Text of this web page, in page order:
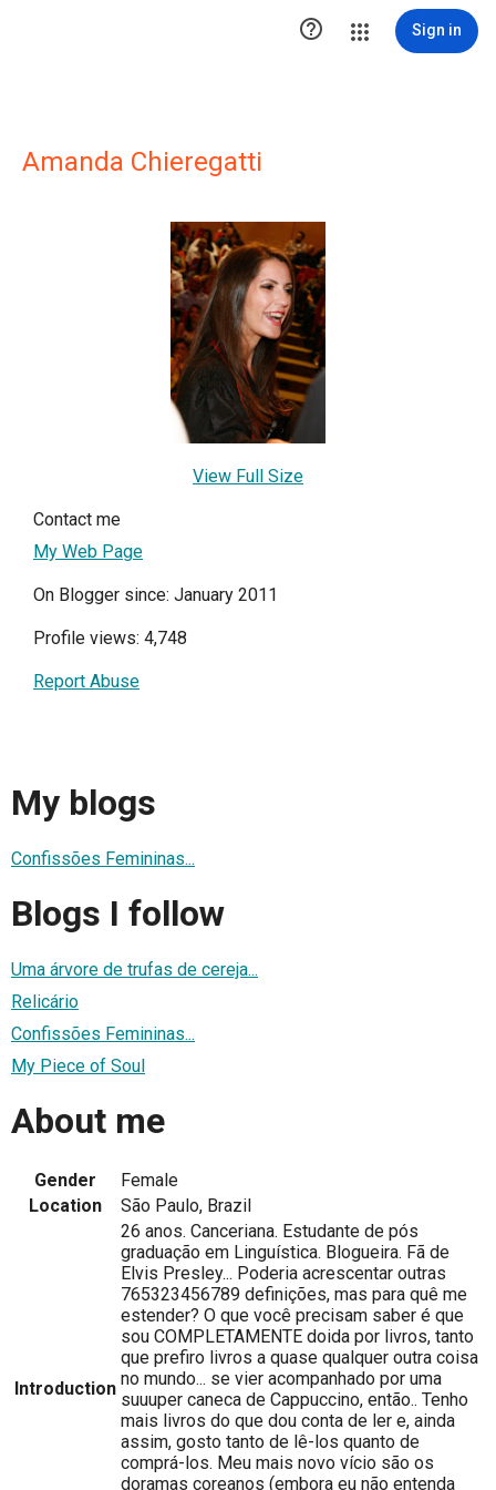
 Sign in
Amanda Chieregatti
View Full Size
Contact me
My Web Page
On Blogger since: January 2011
Profile views: 4,748
Report Abuse
My blogs
Confissões Femininas...
Blogs I follow
Uma árvore de trufas de cereja...
Relicário
Confissões Femininas...
My Piece of Soul
About me
Gender
Female
Location
São Paulo, Brazil
Introduction
26 anos. Canceriana. Estudante de pós
graduação em Linguística. Blogueira. Fã de
Elvis Presley... Poderia acrescentar outras
765323456789 definições, mas para quê me
estender? O que você precisam saber é que
sou COMPLETAMENTE doida por livros, tanto
que prefiro livros a quase qualquer outra coisa
no mundo... se vier acompanhado por uma
suuuper caneca de Cappuccino, então.. Tenho
mais livros do que dou conta de ler e, ainda
assim, gosto tanto de lê-los quanto de
comprá-los. Meu mais novo vício são os
doramas coreanos (embora eu não entenda